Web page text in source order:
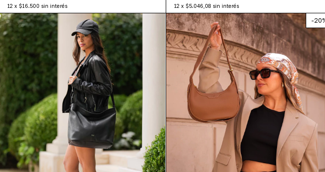
12 x $16.500 sin interés
12 x $5.046,08 sin interés
-20